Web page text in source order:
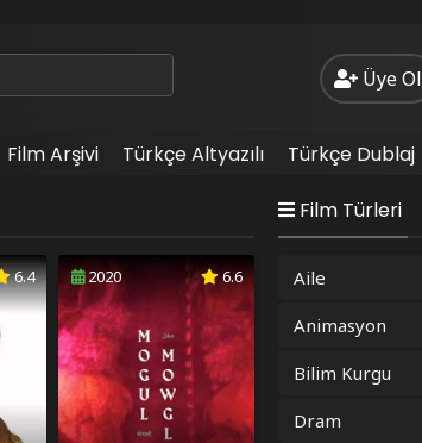
Üye Ol
Film Arşivi Türkçe Altyazılı Türkçe Dublaj
6.4 2020 6.6
Film Türleri
Aile
Animasyon
Bilim Kurgu
Dram